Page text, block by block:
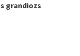
grandiozs